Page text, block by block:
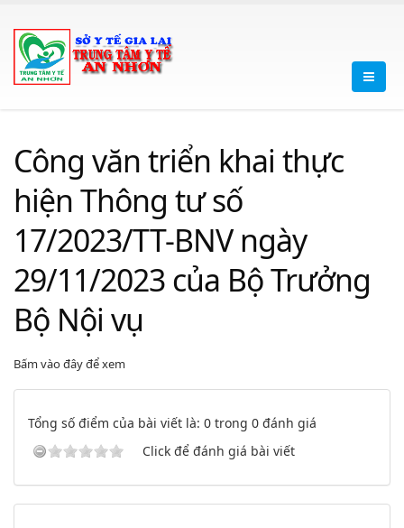
Công văn triển khai thực
hiện Thông tư số
17/2023/TT-BNV ngày
29/11/2023 của Bộ Trưởng
Bộ Nội vụ
Bấm vào đây để xem
Tổng số điểm của bài viết là: 0 trong 0 đánh giá
Click để đánh giá bài viết